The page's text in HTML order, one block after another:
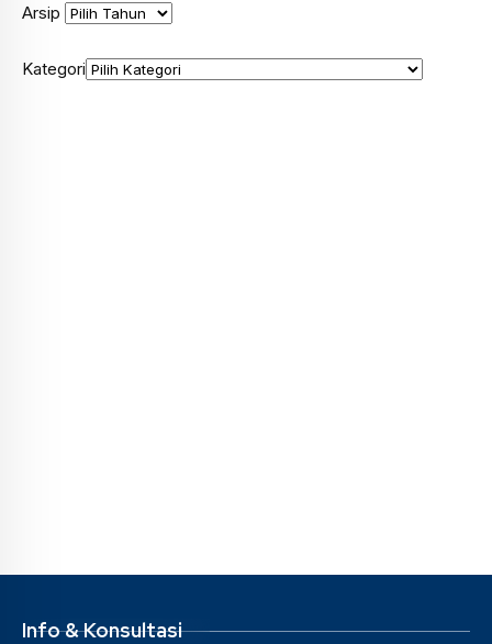
Arsip
Kategori
Info & Konsultasi